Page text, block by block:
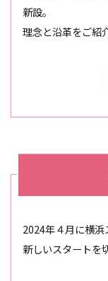
新設。
理念と沿革をご紹
2024年４月に横
新しいスタートを